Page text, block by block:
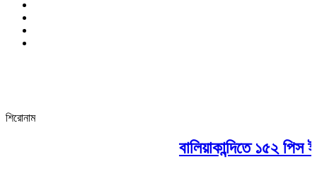
শিরোনাম
বালিয়াকান্দিতে ১৫২ পিস